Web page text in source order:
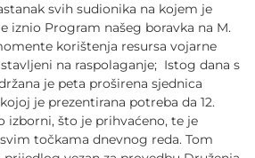
svih sudionika na kojem je
iznio Program našeg boravka na M.
korištenja resursa vojarne
na raspolaganje; Istog dana s
je peta proširena sjednica
je prezentirana potreba da 12.
izborni, što je prihvaćeno, te je
točkama dnevnog reda. Tom